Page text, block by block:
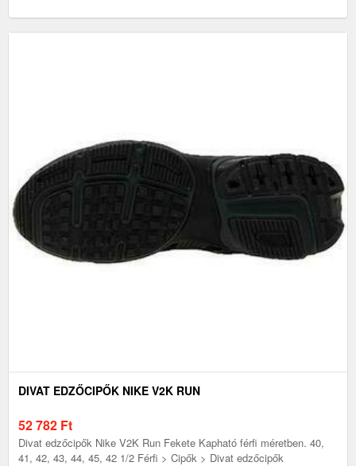
DIVAT EDZŐCIPŐK NIKE V2K RUN
52 782 Ft
Divat edzőcipők Nike V2K Run Fekete Kapható férfi méretben. 40,
41, 42, 43, 44, 45, 42 1/2 Férfi > Cipők > Divat edzőcipők